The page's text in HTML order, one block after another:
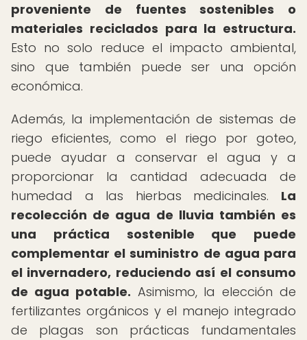
proveniente de fuentes sostenibles o
materiales reciclados para la estructura.
Esto no solo reduce el impacto ambiental,
sino que también puede ser una opción
económica.
Además, la implementación de sistemas de
riego eficientes, como el riego por goteo,
puede ayudar a conservar el agua y a
proporcionar la cantidad adecuada de
humedad a las hierbas medicinales. La
recolección de agua de lluvia también es
una práctica sostenible que puede
complementar el suministro de agua para
el invernadero, reduciendo así el consumo
de agua potable. Asimismo, la elección de
fertilizantes orgánicos y el manejo integrado
de plagas son prácticas fundamentales